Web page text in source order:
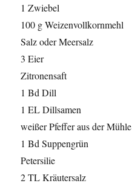
1 Zwiebel
100 g Weizenvollkornmehl
Salz oder Meersalz
3 Eier
Zitronensaft
1 Bd Dill
1 EL Dillsamen
weißer Pfeffer aus der Mühle
1 Bd Suppengrün
Petersilie
2 TL Kräutersalz